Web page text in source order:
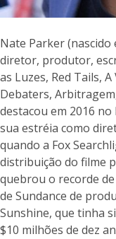
Nate Parker (nascido
diretor, produtor,
as Luzes, Red Tails,
Debaters,
destacou em 2016 no
sua estréia como
quando a Fox
distribuição do filme
quebrou o recorde
de Sundance de
Sunshine, que tinha
$10 milhões de dez